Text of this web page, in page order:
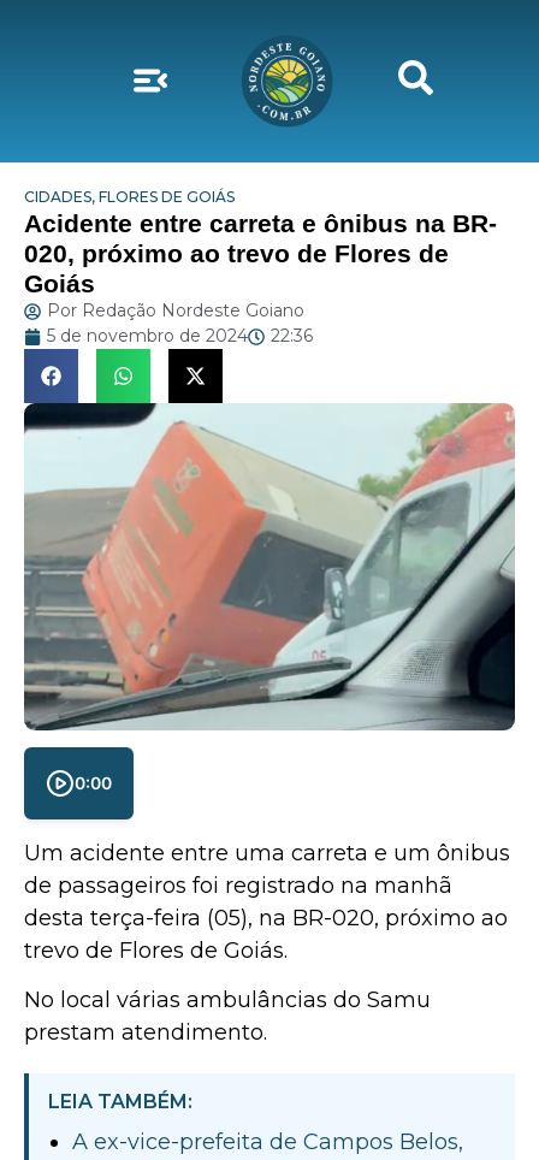
CIDADES, FLORES DE GOIÁS
Acidente entre carreta e ônibus na BR-
020, próximo ao trevo de Flores de
Goiás
Por Redação Nordeste Goiano
5 de novembro de 2024
22:36
0:00
Um acidente entre uma carreta e um ônibus
de passageiros foi registrado na manhã
desta terça-feira (05), na BR-020, próximo ao
trevo de Flores de Goiás.
No local várias ambulâncias do Samu
prestam atendimento.
LEIA TAMBÉM:
A ex-vice-prefeita de Campos Belos,